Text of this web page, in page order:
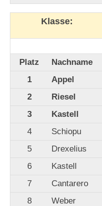
Klasse:
Platz Nachname
1
Appel
2
Riesel
3
Kastell
4
Schiopu
5
Drexelius
6
Kastell
7
Cantarero
8
Weber